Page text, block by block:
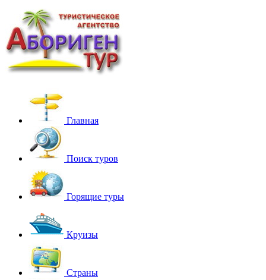
Главная
Поиск туров
Горящие туры
Круизы
Страны